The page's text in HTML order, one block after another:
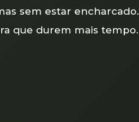
sem estar encharcado.
que durem mais tempo.